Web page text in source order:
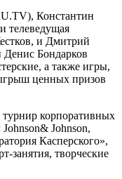
Константин
телеведущая
и Дмитрий
Денис Бондарков
а также игры,
ценных призов
корпоративных
Johnson,
Касперского»,
занятия, творческие